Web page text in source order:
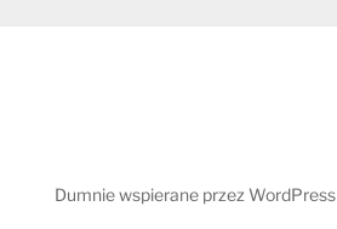
Dumnie wspierane przez WordPress